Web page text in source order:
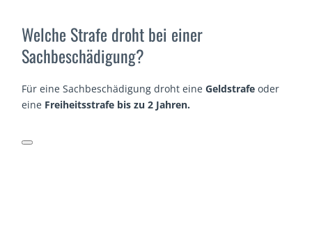
Welche Strafe droht bei einer
Sachbeschädigung?
Für eine Sachbeschädigung droht eineGeldstrafe oder
eine Freiheitsstrafe bis zu 2 Jahren.